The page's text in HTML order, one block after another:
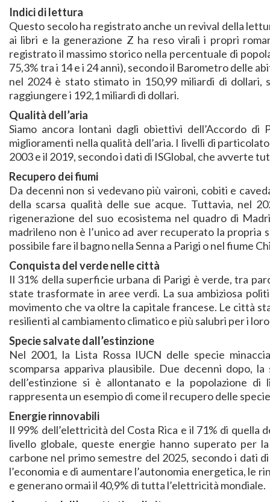
Indici di lettura
Questo secolo ha registrato anche un revival della
ai libri e la generazione Z ha reso virali i propri
registrato il massimo storico nella percentuale di
75,3% tra i 14 e i 24 anni), secondo il Barometro delle
nel 2024 è stato stimato in 150,99 miliardi di dollari,
raggiungere i 192,1 miliardi di dollari.
Qualità dell’aria
Siamo ancora lontani dagli obiettivi dell’Accordo
miglioramenti nella qualità dell’aria. I livelli di
2003 e il 2019, secondo i dati di ISGlobal, che avverte
Recupero dei fiumi
Da decenni non si vedevano più vaironi, cobiti e
della scarsa qualità delle sue acque. Tuttavia, nel
rigenerazione del suo ecosistema nel quadro di
madrileno non è l’unico ad aver recuperato la
possibile fare il bagno nella Senna a Parigi o nel fiume
Conquista del verde nelle città
Il 31% della superficie urbana di Parigi è verde, tra
state trasformate in aree verdi. La sua ambiziosa
movimento che va oltre la capitale francese. Le città
resilienti al cambiamento climatico e più salubri per i
Specie salvate dall’estinzione
Nel 2001, la Lista Rossa IUCN delle specie
scomparsa appariva plausibile. Due decenni dopo,
dell’estinzione si è allontanato e la popolazione
rappresenta un esempio di come il recupero delle
Energie rinnovabili
Il 99% dell’elettricità del Costa Rica e il 71% di
livello globale, queste energie hanno superato per
carbone nel primo semestre del 2025, secondo i dati
l’economia e di aumentare l’autonomia energetica, le
e generano ormai il 40,9% di tutta l’elettricità mondiale.